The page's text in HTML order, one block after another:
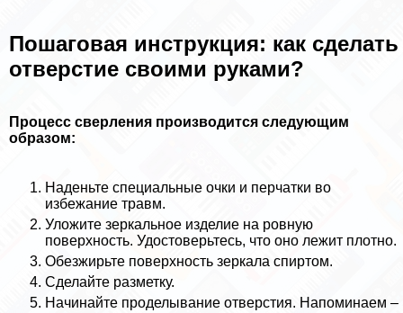
Пошаговая инструкция: как сделать
отверстие своими руками?
Процесс сверления производится следующим
образом:
Наденьте специальные очки и перчатки во
избежание травм.
Уложите зеркальное изделие на ровную
поверхность. Удостоверьтесь, что оно лежит плотно.
Обезжирьте поверхность зеркала спиртом.
Сделайте разметку.
Начинайте проделывание отверстия. Напоминаем –